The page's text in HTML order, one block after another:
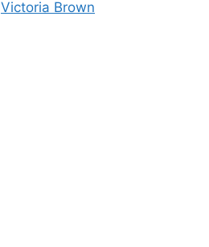
Victoria Brown